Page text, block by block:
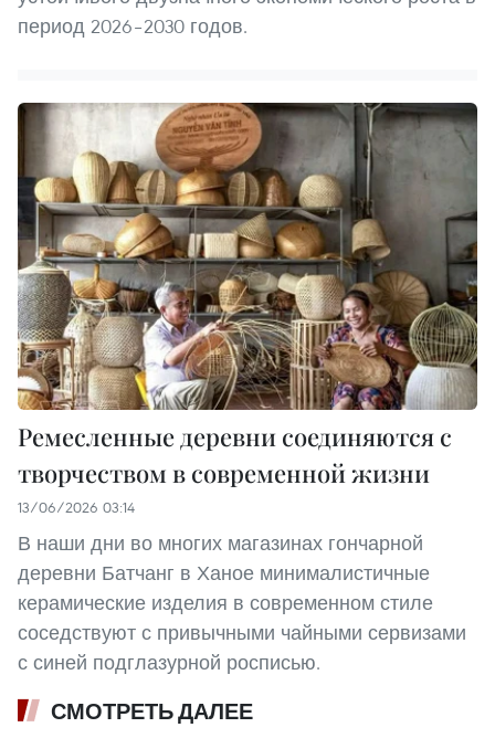
период 2026–2030 годов.
Ремесленные деревни соединяются с
творчеством в современной жизни
13/06/2026 03:14
В наши дни во многих магазинах гончарной
деревни Батчанг в Ханое минималистичные
керамические изделия в современном стиле
соседствуют с привычными чайными сервизами
с синей подглазурной росписью.
СМОТРЕТЬ ДАЛЕЕ